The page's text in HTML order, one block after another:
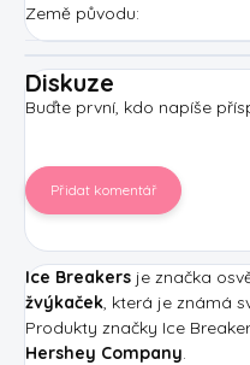
Země původu:
Diskuze
Buďte první, kdo napíše
Přidat komentář
Ice Breakers je značka
žvýkaček, která je známá
Produkty značky Ice
Hershey Company.